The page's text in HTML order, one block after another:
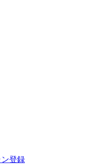
登録